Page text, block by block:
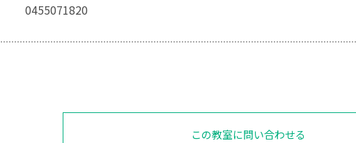
0455071820
この教室に問い合わせる